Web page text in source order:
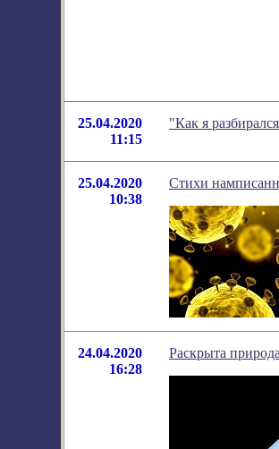
25.04.2020
11:15
"Как я
25.04.2020
10:38
Стихи
24.04.2020
16:28
Раскрыта